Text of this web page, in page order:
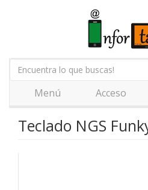
Menú Acceso
Teclado NGS